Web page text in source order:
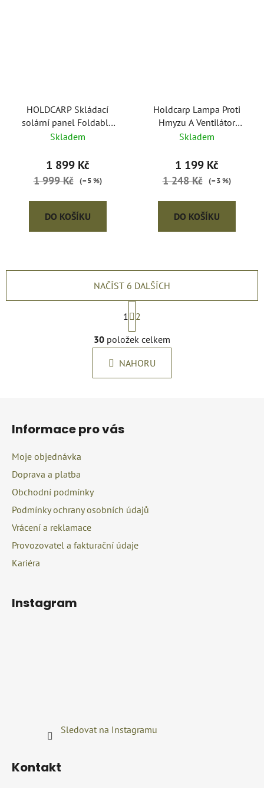
HOLDCARP Skládací
solární panel Foldable
Solar System 20W
Skladem
1 899 Kč
1 999 Kč (–5 %)
DO KOŠÍKU
Holdcarp Lampa Proti
Hmyzu A Ventilátor
Mosquito Air UV Lamp
Skladem
1 199 Kč
1 248 Kč (–3 %)
DO KOŠÍKU
O
v
l
á
d
ý
i
s
NAČÍST 6 DALŠÍCH
S
t
r
á
n
k
1
2
30 položek celkem
NAHORU
Informace pro vás
Moje objednávka
Doprava a platba
Obchodní podmínky
Podmínky ochrany osobních údajů
Vrácení a reklamace
Provozovatel a fakturační údaje
Kariéra
Instagram
Sledovat na Instagramu
Kontakt